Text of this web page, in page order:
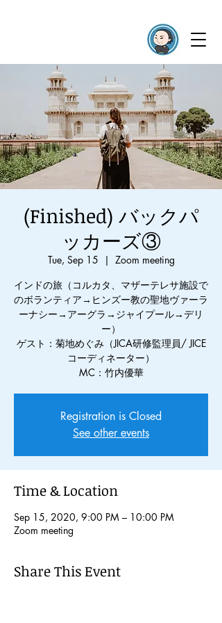
(Finished) バックパ
ッカーズ③
Tue, Sep 15
  |
Zoom meeting
インドの旅（コルカタ、マザーテレサ施設で
のボランティア→ヒンズー教の聖地ヴァーラ
ーナシー→アーグラ→ジャイプール→デリ
ー）
ゲスト：菊地めぐみ（JICA研修監理員/ JICE
コーディネーター）
MC：竹内優華
Registration is Closed
See other events
Time & Location
Sep 15, 2020, 9:00 PM – 10:00 PM
Zoom meeting
Share This Event